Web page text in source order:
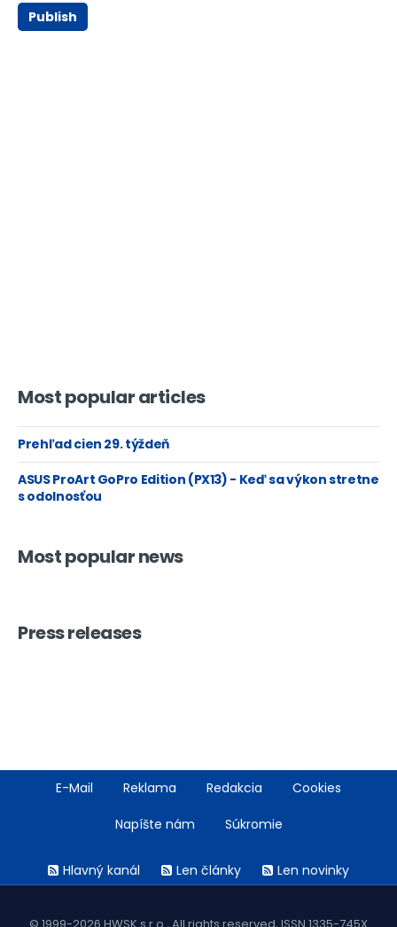
Publish
Most popular articles
Prehľad cien 29. týždeň
ASUS ProArt GoPro Edition (PX13) - Keď sa výkon stretne
s odolnosťou
Most popular news
Press releases
FooterE-Mail Reklama Redakcia Cookies
Napíšte nám Súkromie
menuHlavný kanál Len články Len novinky